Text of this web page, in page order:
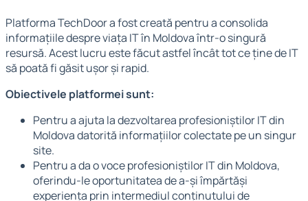
Platforma TechDoor a fost creată pentru a consolida
informațiile despre viața IT în Moldova într-o singură
resursă. Acest lucru este făcut astfel încât tot ce ține de IT
să poată fi găsit ușor și rapid.
Obiectivele platformei sunt:
Pentru a ajuta la dezvoltarea profesioniștilor IT din
Moldova datorită informațiilor colectate pe un singur
site.
Pentru a da o voce profesioniștilor IT din Moldova,
oferindu-le oportunitatea de a-și împărtăși
experiența prin intermediul conținutului de